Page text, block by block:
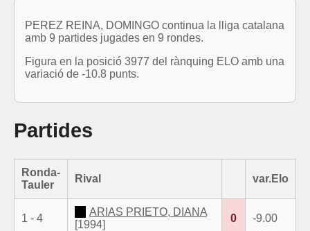
PEREZ REINA, DOMINGO continua la lliga catalana
amb 9 partides jugades en 9 rondes.
Figura en la posició 3977 del rànquing ELO amb una
variació de -10.8 punts.
Partides
Ronda-
Tauler
Rival var.Elo
1 - 4
ARIAS PRIETO, DIANA
[1994]
0 -9.00